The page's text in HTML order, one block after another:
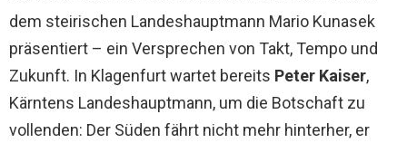
dem steirischen Landeshauptmann Mario Kunasek
präsentiert – ein Versprechen von Takt, Tempo und
Zukunft. In Klagenfurt wartet bereits Peter Kaiser,
Kärntens Landeshauptmann, um die Botschaft zu
vollenden: Der Süden fährt nicht mehr hinterher, er